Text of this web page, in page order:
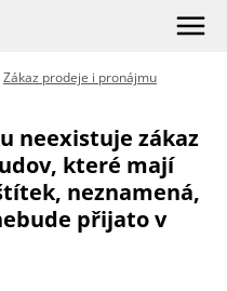
Zákaz prodeje i pronájmu
neexistuje zákaz
které mají
neznamená,
přijato v